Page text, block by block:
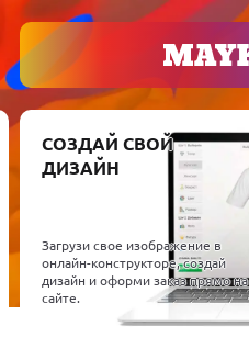
СОЗДАЙ СВОЙ
ДИЗАЙН
Загрузи свое изображение в
онлайн-конструкторе, создай
дизайн и оформи заказ прямо на
сайте.